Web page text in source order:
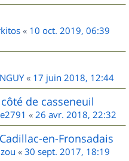
« 10 oct. 2019, 06:39
« 17 juin 2018, 12:44
de casseneuil
« 26 avr. 2018, 22:32
en-Fronsadais
« 30 sept. 2017, 18:19